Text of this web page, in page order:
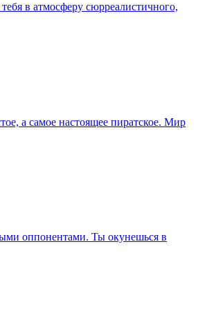
в атмосферу сюрреалистичного,
а самое настоящее пиратское. Мир
оппонентами. Ты окунешься в